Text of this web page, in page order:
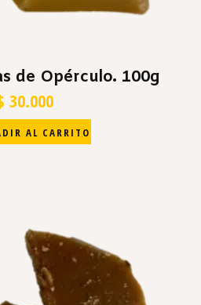
de Opérculo. 100g
30.000
AL CARRITO